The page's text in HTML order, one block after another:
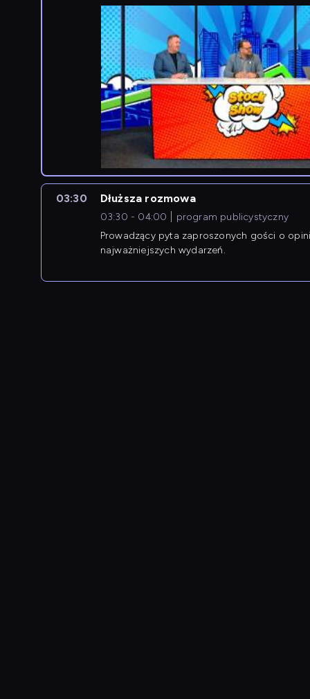
03:30 Dłuższa rozmowa
03:30 - 04:00
program publicystyczny
Prowadzący pyta zaproszonych gości o
najważniejszych wydarzeń.